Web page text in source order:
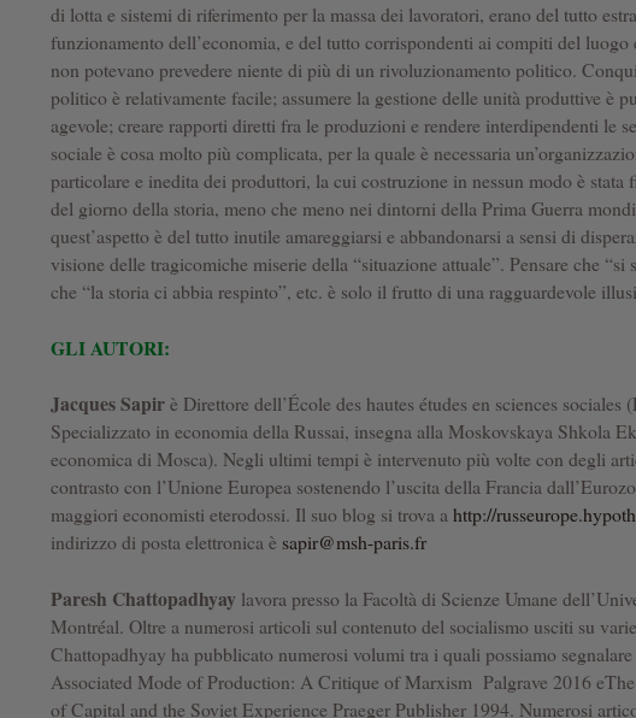
di lotta e sistemi di riferimento per la massa dei lavoratori, erano del tutto
funzionamento dell’economia, e del tutto corrispondenti ai compiti del luogo
non potevano prevedere niente di più di un rivoluzionamento politico.
politico è relativamente facile; assumere la gestione delle unità produttive è
agevole; creare rapporti diretti fra le produzioni e rendere interdipendenti le
sociale è cosa molto più complicata, per la quale è necessaria
particolare e inedita dei produttori, la cui costruzione in nessun modo è stata
del giorno della storia, meno che meno nei dintorni della Prima Guerra
quest’aspetto è del tutto inutile amareggiarsi e abbandonarsi a sensi di
visione delle tragicomiche miserie della “situazione attuale”. Pensare che “si
che “la storia ci abbia respinto”, etc. è solo il frutto di una ragguardevole
GLI AUTORI:
Jacques Sapirè Direttore dell’École des hautes études en sciences sociales
Specializzato in economia della Russai, insegna alla Moskovskaya Shkola
economica di Mosca). Negli ultimi tempi è intervenuto più volte con degli
contrasto con l’Unione Europea sostenendo l’uscita della Francia
maggiori economisti eterodossi. Il suo blog si trova ahttp://
indirizzo di posta elettronica è sapir@msh-paris.fr
Paresh Chattopadhyay lavora presso la Facoltà di Scienze Umane
Montréal. Oltre a numerosi articoli sul contenuto del socialismo usciti su
Chattopadhyay ha pubblicato numerosi volumi tra i quali possiamo
Associated Mode of Production: A Critique of Marxism Palgrave 2016
of Capital and the Soviet Experience Praeger Publisher 1994. Numerosi